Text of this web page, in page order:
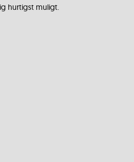
hurtigst muligt.